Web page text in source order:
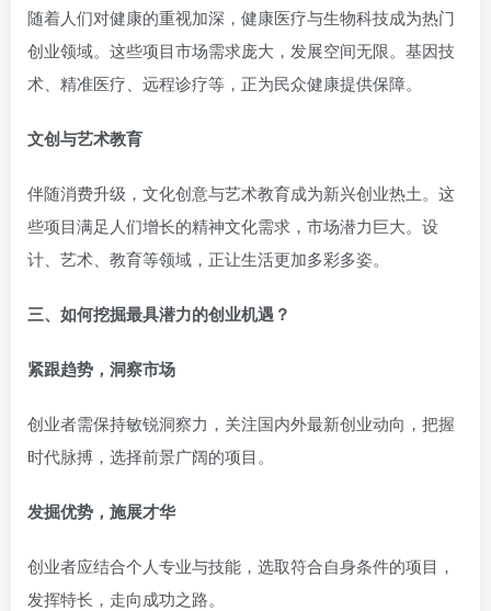
随着人们对健康的重视加深，健康医疗与生物科技成为热门
创业领域。这些项目市场需求庞大，发展空间无限。基因技
术、精准医疗、远程诊疗等，正为民众健康提供保障。
文创与艺术教育
伴随消费升级，文化创意与艺术教育成为新兴创业热土。这
些项目满足人们增长的精神文化需求，市场潜力巨大。设
计、艺术、教育等领域，正让生活更加多彩多姿。
三、如何挖掘最具潜力的创业机遇？
紧跟趋势，洞察市场
创业者需保持敏锐洞察力，关注国内外最新创业动向，把握
时代脉搏，选择前景广阔的项目。
发掘优势，施展才华
创业者应结合个人专业与技能，选取符合自身条件的项目，
发挥特长，走向成功之路。